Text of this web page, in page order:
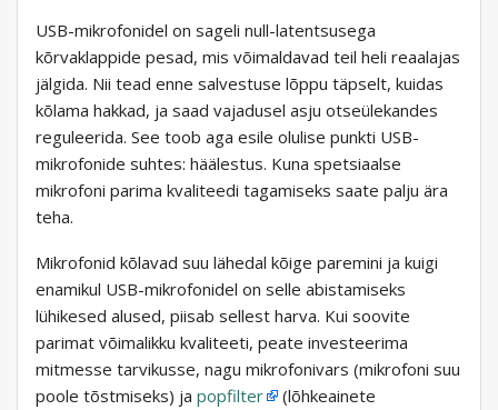
USB-mikrofonidel on sageli null-latentsusega
kõrvaklappide pesad, mis võimaldavad teil heli reaalajas
jälgida. Nii tead enne salvestuse lõppu täpselt, kuidas
kõlama hakkad, ja saad vajadusel asju otseülekandes
reguleerida. See toob aga esile olulise punkti USB-
mikrofonide suhtes: häälestus. Kuna spetsiaalse
mikrofoni parima kvaliteedi tagamiseks saate palju ära
teha.
Mikrofonid kõlavad suu lähedal kõige paremini ja kuigi
enamikul USB-mikrofonidel on selle abistamiseks
lühikesed alused, piisab sellest harva. Kui soovite
parimat võimalikku kvaliteeti, peate investeerima
mitmesse tarvikusse, nagu mikrofonivars (mikrofoni suu
poole tõstmiseks) ja popfilter
(lõhkeainete